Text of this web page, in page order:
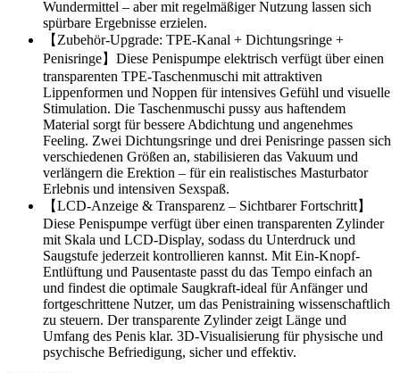
Wundermittel – aber mit regelmäßiger Nutzung lassen sich
spürbare Ergebnisse erzielen.
【Zubehör-Upgrade: TPE-Kanal + Dichtungsringe +
Penisringe】Diese Penispumpe elektrisch verfügt über einen
transparenten TPE-Taschenmuschi mit attraktiven
Lippenformen und Noppen für intensives Gefühl und visuelle
Stimulation. Die Taschenmuschi pussy aus haftendem
Material sorgt für bessere Abdichtung und angenehmes
Feeling. Zwei Dichtungsringe und drei Penisringe passen sich
verschiedenen Größen an, stabilisieren das Vakuum und
verlängern die Erektion – für ein realistisches Masturbator
Erlebnis und intensiven Sexspaß.
【LCD-Anzeige & Transparenz – Sichtbarer Fortschritt】
Diese Penispumpe verfügt über einen transparenten Zylinder
mit Skala und LCD-Display, sodass du Unterdruck und
Saugstufe jederzeit kontrollieren kannst. Mit Ein-Knopf-
Entlüftung und Pausentaste passt du das Tempo einfach an
und findest die optimale Saugkraft-ideal für Anfänger und
fortgeschrittene Nutzer, um das Penistraining wissenschaftlich
zu steuern. Der transparente Zylinder zeigt Länge und
Umfang des Penis klar. 3D-Visualisierung für physische und
psychische Befriedigung, sicher und effektiv.